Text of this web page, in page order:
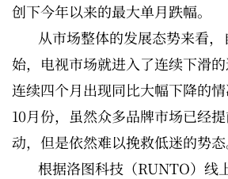
创下今年以来的最大单月跌幅。
从市场整体的发展态势来看
始，电视市场就进入了连续下滑
连续四个月出现同比大幅下降的
10月份，虽然众多品牌市场已经
动，但是依然难以挽救低迷的势态
根据洛图科技（RUNTO）线